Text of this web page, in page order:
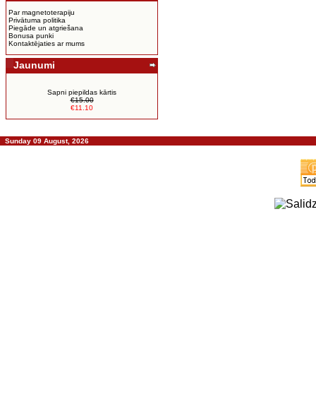
Par magnetoterapiju
Privātuma politika
Piegāde un atgriešana
Bonusa punki
Kontaktējaties ar mums
Jaunumi
Sapni piepildas kārtis
€15.00
€11.10
Sunday 09 August, 2026